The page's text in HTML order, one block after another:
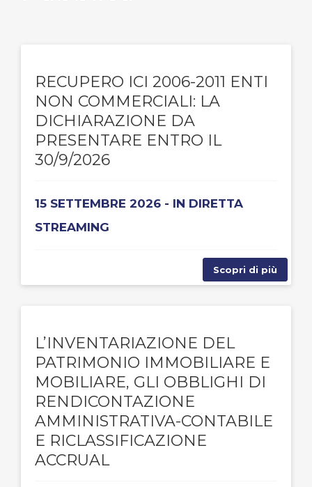
RECUPERO ICI 2006-2011 ENTI
NON COMMERCIALI: LA
DICHIARAZIONE DA
PRESENTARE ENTRO IL
30/9/2026
15 SETTEMBRE 2026 - IN DIRETTA
STREAMING
Scopri di più
L’INVENTARIAZIONE DEL
PATRIMONIO IMMOBILIARE E
MOBILIARE, GLI OBBLIGHI DI
RENDICONTAZIONE
AMMINISTRATIVA-CONTABILE
E RICLASSIFICAZIONE
ACCRUAL